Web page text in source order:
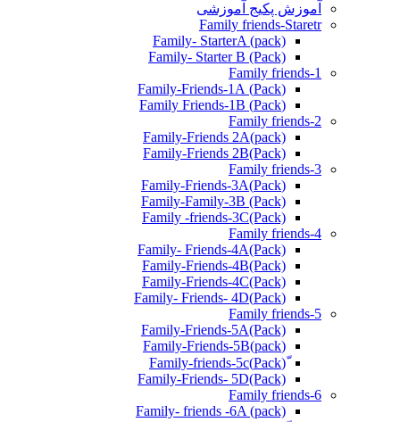
آموزش پکیج آموزشی
Family friends-Staretr
Family- StarterA (pack)
Family- Starter B (Pack)
Family friends-1
(Pack) Family-Friends-1A
(Pack) Family Friends-1B
Family friends-2
Family-Friends 2A(pack)
Family-Friends 2B(Pack)
Family friends-3
(Pack)Family-Friends-3A
Family-Family-3B (Pack)
Family -friends-3C(Pack)
Family friends-4
Family- Friends-4A(Pack)
Family-Friends-4B(Pack)
Family-Friends-4C(Pack)
(Pack)Family- Friends- 4D
Family friends-5
Family-Friends-5A(Pack)
(pack)Family-Friends-5B
ّ(Pack)Family-friends-5c
Family-Friends- 5D(Pack)
Family friends-6
Family- friends -6A (pack)